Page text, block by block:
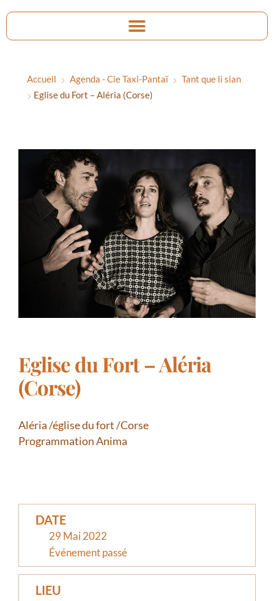
Accueil Agenda - Cie Taxi-Pantaï
Tant que li sian
Eglise du Fort – Aléria (Corse)
Eglise du Fort – Aléria
(Corse)
Aléria /église du fort /Corse
Programmation Anima
DATE
29 Mai 2022
Événement passé
LIEU